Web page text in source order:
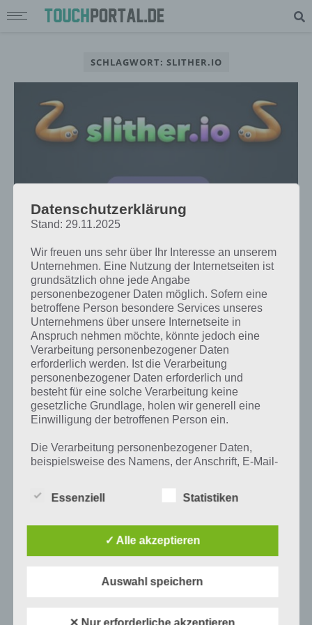
SCHLAGWORT: SLITHER.IO
TIPPS & TRICKS
SLITHER.IO TIPPS, TRICKS UND
FARBE ANPASSEN: STRATEGIEN
ZUM HIGHSCORE
PAUL STELZER -17. APRIL 2016
Die besten Tipps, Tricks und Strategien für slither.io
um schnell und einfach zur größten Schlange in der
Welt zu werden. Aktuell sorgt das Spiel slither.io im
Browser…
Datenschutzerklärung
Stand: 29.11.2025
Wir freuen uns sehr über Ihr Interesse an unserem
Unternehmen. Eine Nutzung der Internetseiten ist
grundsätzlich ohne jede Angabe
personenbezogener Daten möglich. Sofern eine
betroffene Person besondere Services unseres
Unternehmens über unsere Internetseite in
Anspruch nehmen möchte, könnte jedoch eine
Verarbeitung personenbezogener Daten
erforderlich werden. Ist die Verarbeitung
personenbezogener Daten erforderlich und
besteht für eine solche Verarbeitung keine
gesetzliche Grundlage, holen wir generell eine
Einwilligung der betroffenen Person ein.
Die Verarbeitung personenbezogener Daten,
beispielsweise des Namens, der Anschrift, E-Mail-
Datenschutz-Grundverordnung und in
Mittels dieser Datenschutzerklärung möchte unser
Unternehmen die Öffentlichkeit über Art, Umfang
verarbeiteten personenbezogenen Daten
Essenziell Statistiken
✓ Alle akzeptieren
Auswahl speichern